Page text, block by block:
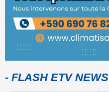
- FLASH ETV NEWS